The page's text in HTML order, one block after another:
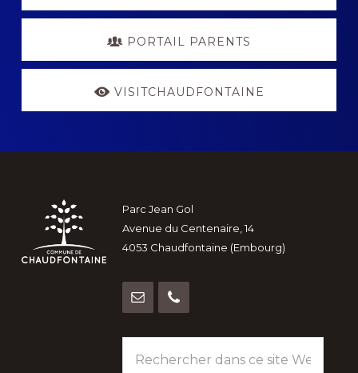
PORTAIL PARENTS
VISITCHAUDFONTAINE
Footer
Parc Jean Gol
Avenue du Centenaire, 14
4053 Chaudfontaine (Embourg)
dans